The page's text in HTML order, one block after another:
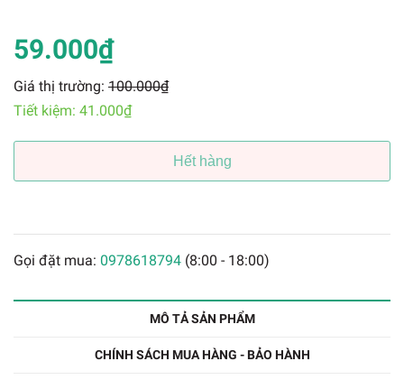
59.000₫
Giá thị trường: 100.000₫
Tiết kiệm: 41.000₫
Hết hàng
Gọi đặt mua: 0978618794 (8:00 - 18:00)
MÔ TẢ SẢN PHẨM
CHÍNH SÁCH MUA HÀNG - BẢO HÀNH